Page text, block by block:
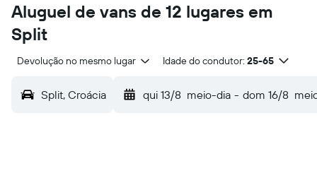
Aluguel de vans de 12 lugares em
Split
Devolução no mesmo lugar Idade do condutor: 25-65
Split, Croácia qui 13/8 meio-dia - dom 16/8